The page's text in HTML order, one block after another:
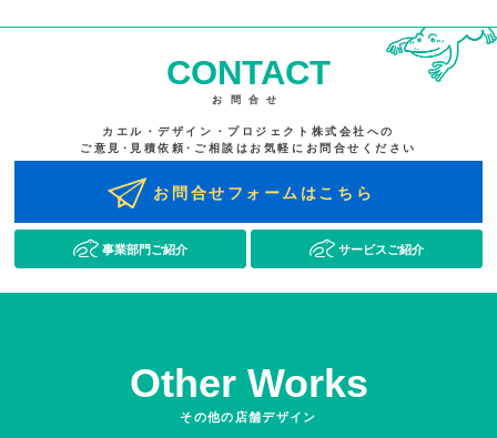
CONTACT
お問合せ
カエル・デザイン・プロジェクト株式会社への
ご意見･見積依頼･ご相談はお気軽にお問合せください
お問合せフォームはこちら
事業部門ご紹介 サービスご紹介
Other Works
その他の店舗デザイン